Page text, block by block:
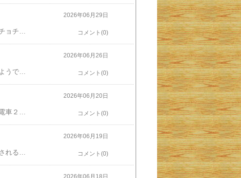
2026年06月29日
コメント(0)
沖縄を直撃した台風、我が家のあたり（沖縄本島中南部）からは遠ざかって行っているようです。前回の第６号は結構きつくて、台風が通過中に外に出ると子どもは飛ばされるほどの風が吹いていたし、雨も家の前の階段はそれこそ滝のように水が流れ落ちていて足がとられそうになるくらい危険な状況でした。しかし、今回の台風７号は夜中にこのあたりを通過したせいもあるのかもしれませんが、それほどの恐怖を感じませんでした。断水に備えて水を確保しろとか停電時に電気以外で調理できる食材を準備しろとかの警告に私もそれなりに準備しました。でも空振り。まあ空振りでもやり続けることが大事だとは分かっていますが、案外ヘナチョコ台風だったなあというのが私の感想です。プランターの野菜にも影響はありませんでした。マンゴーの実も強風で落ちたものはありません。雨もやんだので家の庭や外周りをチェックしましたが台風被害らしいものは見当たりませんでした。気象情報を見るとむしろ、奈良県など近畿地方の方が梅雨前線の影響もあって土砂災害が起きやすくなっています。奈良の家にセットしてあるリモートカメラを見てみると、こちらの方が大雨になっている模様。奈良の家は高台にあってハザードマップを見ても土砂崩れが起きやすい地域ではなく、川の氾濫域でもないので災害が起こる心配はほとんどありませんが、近くには土砂災害危険地域もあって、そちらの方が心配になってしまいます。奈良にいるとき毎朝ジョギングで行く川沿いの土手道も、今ごろは水びたしで走るどころではないでしょうね。
2026年06月26日
コメント(0)
2026年06月20日
コメント(0)
2026年06月19日
コメント(0)
2026年06月18日